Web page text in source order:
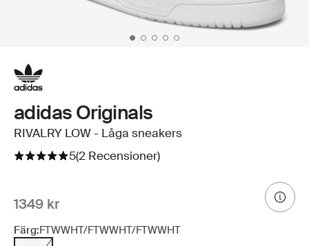
adidas Originals
RIVALRY LOW - Låga sneakers
5(2 Recensioner)
1349 kr
Färg:FTWWHT/FTWWHT/FTWWHT